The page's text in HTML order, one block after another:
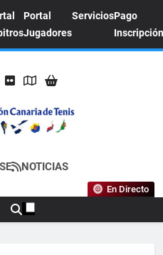
Portal
Jugadores
ServiciosPago
Inscripción
DE
TENIS
La Federación Canaria De
NOTICIAS
En Directo